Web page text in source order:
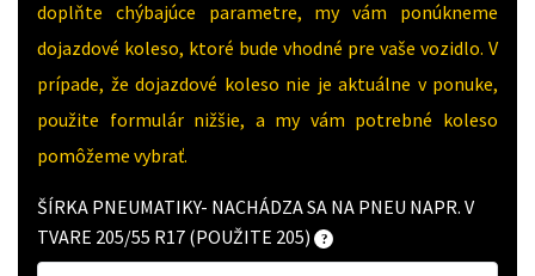
doplňte chýbajúce parametre, my vám ponúkneme
dojazdové koleso, ktoré bude vhodné pre vaše vozidlo. V
prípade, že dojazdové koleso nie je aktuálne v ponuke,
použite formulár nižšie, a my vám potrebné koleso
pomôžeme vybrať.
ŠÍRKA PNEUMATIKY- NACHÁDZA SA NA PNEU NAPR. V
TVARE 205/55 R17 (POUŽITE 205)